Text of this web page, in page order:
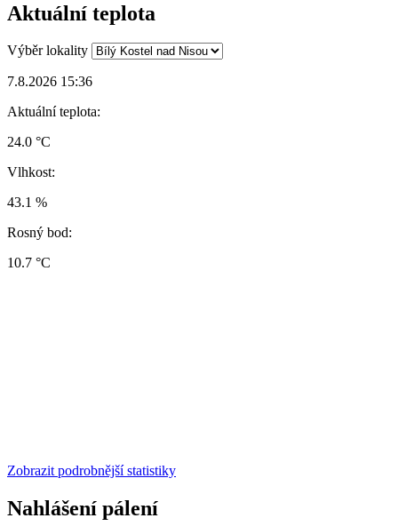
Aktuální teplota
Výběr lokality
7.8.2026 15:36
Aktuální teplota:
24.0 °C
Vlhkost:
43.1 %
Rosný bod:
10.7 °C
Zobrazit podrobnější statistiky
Nahlášení pálení